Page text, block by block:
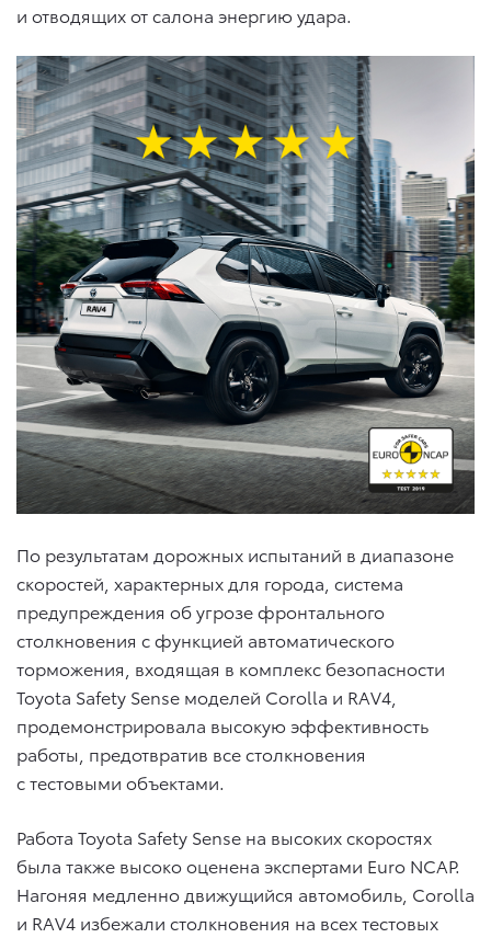
и отводящих от салона энергию удара.
По результатам дорожных испытаний в диапазоне
скоростей, характерных для города, система
предупреждения об угрозе фронтального
столкновения с функцией автоматического
торможения, входящая в комплекс безопасности
Toyota Safety Sense моделей Corolla и RAV4,
продемонстрировала высокую эффективность
работы, предотвратив все столкновения
с тестовыми объектами.
Работа Toyota Safety Sense на высоких скоростях
была также высоко оценена экспертами Euro NCAP.
Нагоняя медленно движущийся автомобиль, Corolla
и RAV4 избежали столкновения на всех тестовых